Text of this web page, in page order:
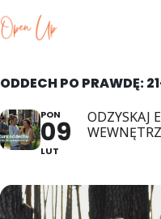
to
content
ODDECH PO PRAWDĘ:
PON
09
LUT
ODZYSKAJ